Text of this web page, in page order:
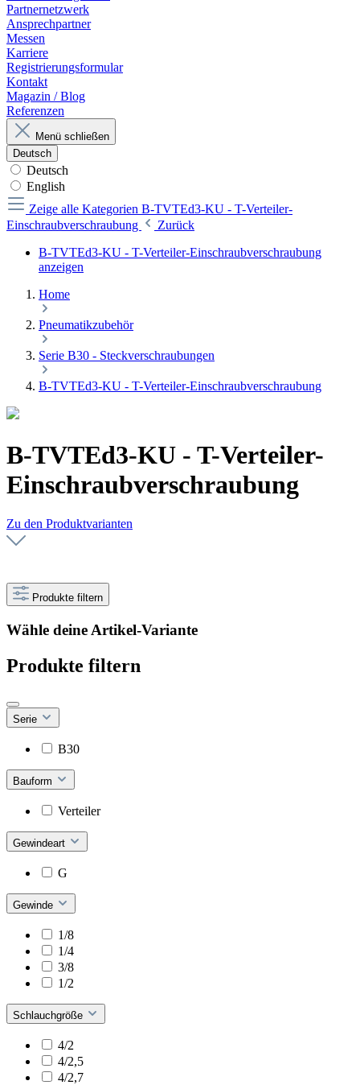
Partnernetzwerk
Ansprechpartner
Messen
Karriere
Registrierungsformular
Kontakt
Magazin / Blog
Referenzen
Menü schließen
Deutsch
Deutsch
English
Zeige alle Kategorien B-TVTEd3-KU - T-Verteiler-
Einschraubverschraubung
Zurück
B-TVTEd3-KU - T-Verteiler-Einschraubverschraubung
anzeigen
Home
Pneumatikzubehör
Serie B30 - Steckverschraubungen
B-TVTEd3-KU - T-Verteiler-Einschraubverschraubung
B-TVTEd3-KU - T-Verteiler-
Einschraubverschraubung
Zu den Produktvarianten
Produkte filtern
Wähle deine Artikel-Variante
Produkte filtern
Serie
B30
Bauform
Verteiler
Gewindeart
G
Gewinde
1/8
1/4
3/8
1/2
Schlauchgröße
4/2
4/2,5
4/2,7